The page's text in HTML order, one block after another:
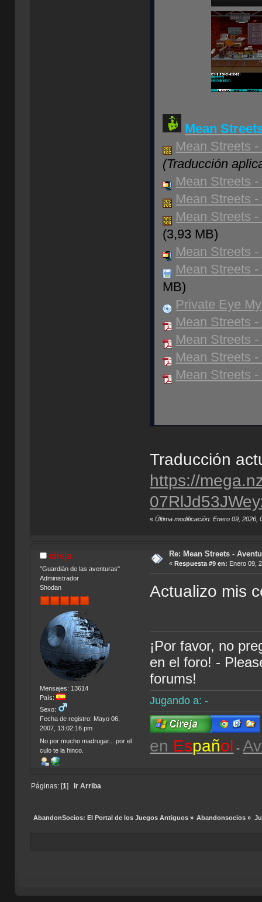
Mean
Mean Streets
(Traducción
Mean Streets
Mean Streets
Mean Streets
(3,93 MB)
Mean Streets
Mean Streets
MB)
Private Eye
Mean Streets
Mean Streets
Mean Streets
Mean Streets
Traducción
https://
«Última modificación: Enero 09, 2026,
cireja
"Guardián de las aventuras"
Administrador
Shodan
Mensajes: 13614
País:
Sexo:
Fecha de registro: Mayo 06,
2007, 13:02:16 pm
No por mucho madrugar... por el
culo te la hinco.
Re: Mean Streets -
« Respuesta #9 en: Enero 09,
Actualizo mis
¡Por favor, no
en el foro! -
forums!
Jugando a: -
en Español -
Páginas: [1] Ir Arriba
AbandonSocios: El Portal de los Juegos Antiguos» Abandonsocios »